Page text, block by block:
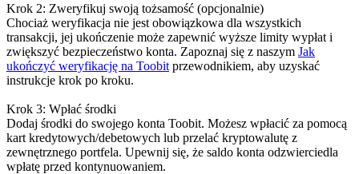
Krok 2: Zweryfikuj swoją tożsamość (opcjonalnie)
Chociaż weryfikacja nie jest obowiązkowa dla wszystkich
transakcji, jej ukończenie może zapewnić wyższe limity wypłat i
zwiększyć bezpieczeństwo konta. Zapoznaj się z naszym Jak
ukończyć weryfikację na Toobit przewodnikiem, aby uzyskać
instrukcje krok po kroku.
Krok 3: Wpłać środki
Dodaj środki do swojego konta Toobit. Możesz wpłacić za pomocą
kart kredytowych/debetowych lub przelać kryptowalutę z
zewnętrznego portfela. Upewnij się, że saldo konta odzwierciedla
wpłatę przed kontynuowaniem.